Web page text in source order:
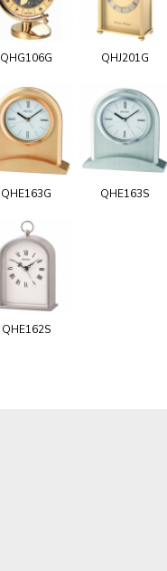
QHG106G QHJ201G
QHE163G QHE163S
QHE162S